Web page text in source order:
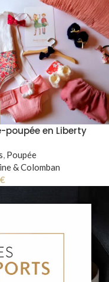
poupée en Liberty
Poupée
& Colomban
€